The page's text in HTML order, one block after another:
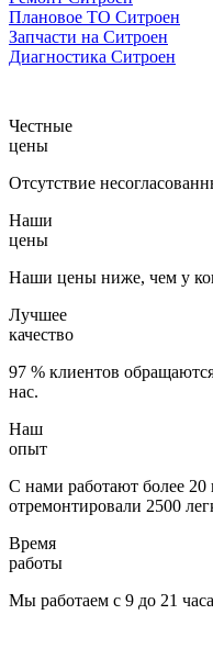
Плановое ТО Ситроен
Запчасти на Ситроен
Диагностика Ситроен
Честные
цены
Отсутствие
Наши
цены
Наши цены ниже, чем у
Лучшее
качество
97 % клиентов
нас.
Наш
опыт
С нами работают более
отремонтировали 2500
Время
работы
Мы работаем с 9 до 21